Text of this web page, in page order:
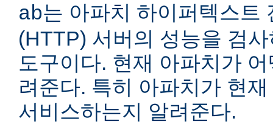
ab는 아파치 하이퍼텍스트
(HTTP) 서버의 성능을 검
도구이다. 현재 아파치가
려준다. 특히 아파치가 현
서비스하는지 알려준다.